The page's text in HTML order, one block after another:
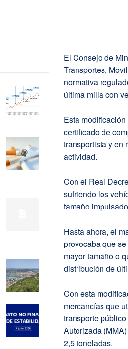
El Consejo de
Transportes,
normativa
última milla con
Esta
certificado de
transportista y en
actividad.
Con el Real
sufriendo los
tamaño
Hasta ahora, el
provocaba que
mayor tamaño o
distribución de
Con esta
mercancías que
transporte
Autorizada
2,5 toneladas.